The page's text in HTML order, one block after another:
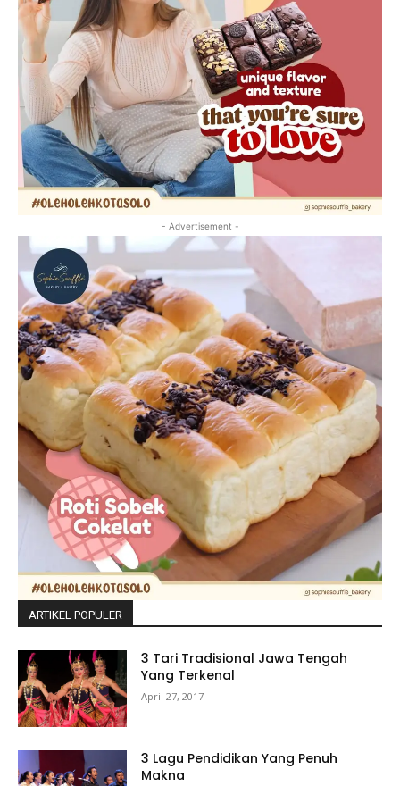
- Advertisement -
ARTIKEL POPULER
3 Tari Tradisional Jawa Tengah
Yang Terkenal
April 27, 2017
3 Lagu Pendidikan Yang Penuh
Makna